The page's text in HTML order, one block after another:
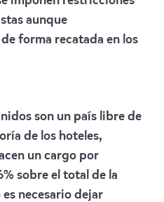
aunque
forma recatada en los
son un país libre de
de los hoteles,
un cargo por
sobre el total de la
necesario dejar